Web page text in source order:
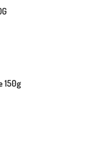
150g